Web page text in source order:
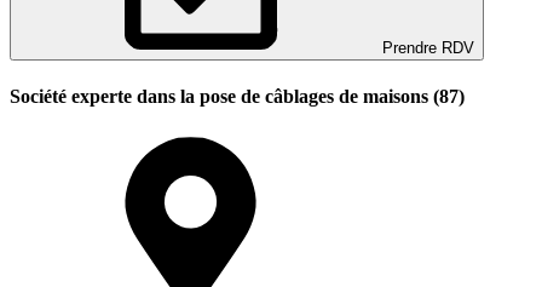
Prendre RDV
Société experte dans la pose de câblages de maisons (87)